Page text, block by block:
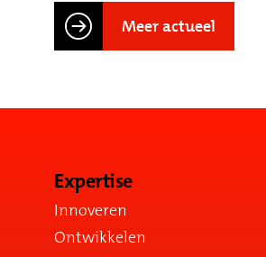
Meer actueel
Expertise
Innoveren
Ontwikkelen